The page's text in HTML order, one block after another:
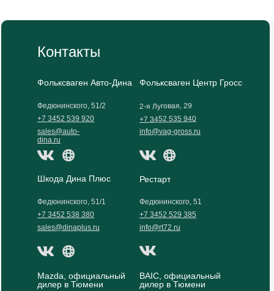
Контакты
Фольксваген Авто-Дина
Федюнинского, 51/2
+7 3452 539 920
sales@auto-
dina.ru
Фольксваген Центр Гросс
2-я Луговая, 29
+7 3452 535 940
info@vag-gross.ru
Шкода Дина Плюс
Федюнинского, 51/1
+7 3452 538 380
sales@dinaplus.ru
Рестарт
Федюнинского, 51
+7 3452 529 385
info@rt72.ru
Mazda, официальный
дилер в Тюмени
BAIC, официальный
дилер в Тюмени